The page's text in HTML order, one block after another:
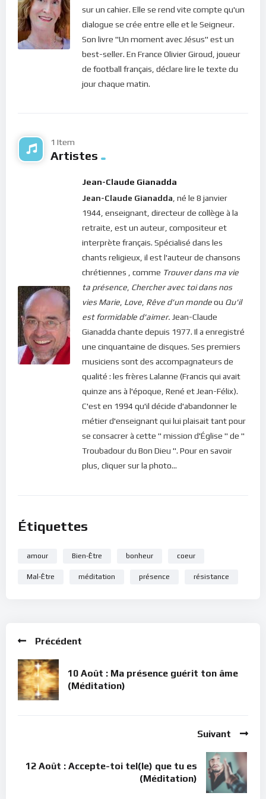
demande d’arrêter nos résistances pour venir nous abreuver à
la source réénergisante de son Amour. Quelqu’un pourrait-il
se sentir bien loin de l’amour de Dieu, si le Christ n’habite son
coeur ? Absolument non. Car c’est lui qui est la Vie et c’est lui
qui donne le bonheur. Et si tu te remets à Jésus et que tu
accueilles son Amour dans ton coeur, tu te sentiras bien peut
Bonne méditation.
cliquer ici : [newsletter_button id=2 label=”S’abonner”
Si vous voulez vous inscrire sur le site (afin d’être en mesure
de poster des commentaires) et pour les publications,
Inscription
sur un cahier. Elle se rend vite compte qu'un
dialogue se crée entre elle et le Seigneur.
Son livre "Un moment avec Jésus" est un
best-seller. En France Olivier Giroud, joueur
de football français, déclare lire le texte du
jour chaque matin.
1 Item
Artistes
Jean-Claude Gianadda
Jean-Claude Gianadda , né le 8 janvier
1944, enseignant, directeur de collège à la
retraite, est un auteur, compositeur et
interprète français. Spécialisé dans les
chants religieux, il est l'auteur de chansons
chrétiennes , comme Trouver dans ma vie
ta présence Chercher avec toi dans nos
vies Marie Love Rêve d'un mondeou Qu'il
est formidable d'aimer. Jean-Claude
Gianadda chante depuis 1977. Il a enregistré
une cinquantaine de disques. Ses premiers
musiciens sont des accompagnateurs de
qualité : les frères Lalanne (Francis qui avait
quinze ans à l'époque, René et Jean-Félix).
C'est en 1994 qu'il décide d'abandonner le
métier d'enseignant qui lui plaisait tant pour
se consacrer à cette " mission d'Église " de "
Troubadour du Bon Dieu ". Pour en savoir
plus, cliquer sur la photo...
Étiquettes
amour Bien-Être bonheur coeur
Mal-Être méditation présence résistance
Précédent
10 Août : Ma présence guérit ton âme
(Méditation)
Suivant
12 Août : Accepte-toi tel(le) que tu es
(Méditation)